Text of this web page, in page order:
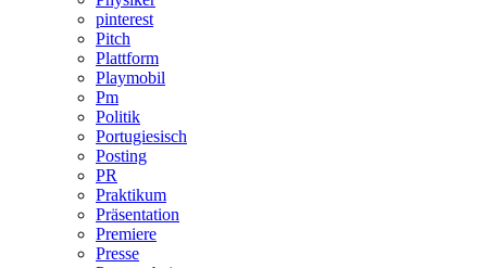
pinterest
Pitch
Plattform
Playmobil
Pm
Politik
Portugiesisch
Posting
PR
Praktikum
Präsentation
Premiere
Presse